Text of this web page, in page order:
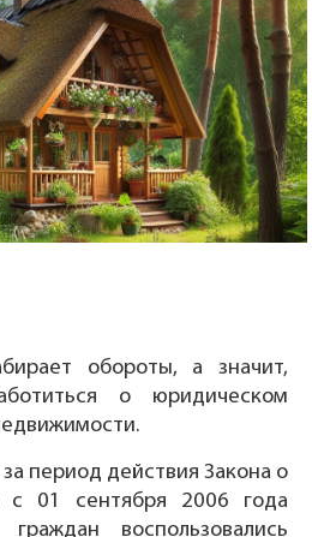
обороты, а значит,
о юридическом
период действия Закона о
с 01 сентября 2006 года
воспользовались